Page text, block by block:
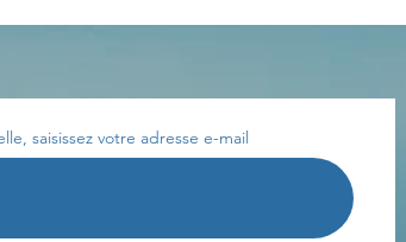
saisissez votre adresse e-mail